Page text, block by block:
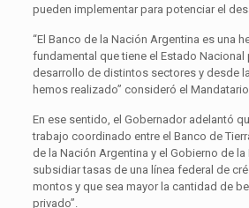
pueden implementar para potenciar el
“El Banco de la Nación Argentina es una
fundamental que tiene el Estado Nacional
desarrollo de distintos sectores y desde
hemos realizado” consideró el Mandatario.
En ese sentido, el Gobernador adelantó
trabajo coordinado entre el Banco de
de la Nación Argentina y el Gobierno de la
subsidiar tasas de una línea federal de
montos y que sea mayor la cantidad de
privado”.